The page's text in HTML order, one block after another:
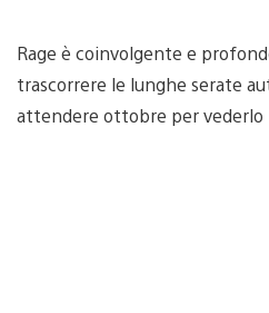
Rage è coinvolgente e
trascorrere le lunghe serate
attendere ottobre per vederlo